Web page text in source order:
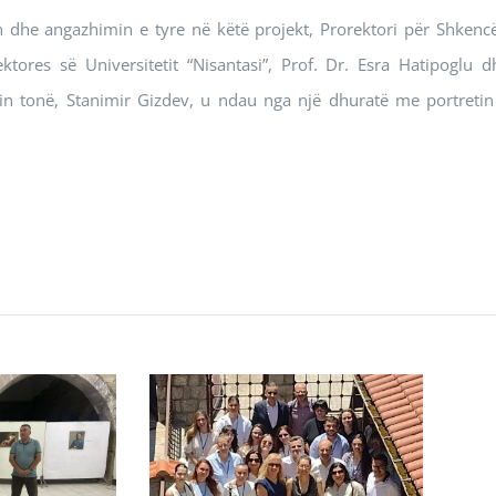
angazhimin e tyre në këtë projekt, Prorektori për
së Universitetit “Nisantasi”, Prof. Dr. Esra Hatipoglu
tonë, Stanimir Gizdev, u ndau nga një dhuratë me